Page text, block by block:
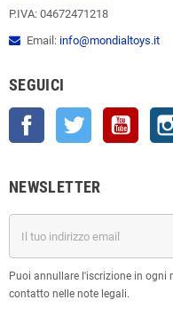
P.IVA: 04672471218
Email: info@mondialtoys.it
SEGUICI
Facebook Twitter
NEWSLETTER
Puoi annullare l'iscrizione in ogni
contatto nelle note legali.